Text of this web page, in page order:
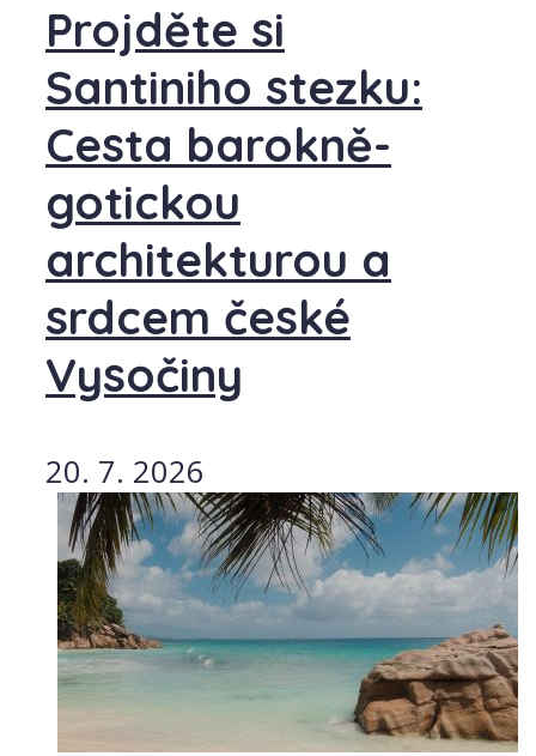
Projděte si
Santiniho stezku:
Cesta barokně-
gotickou
architekturou a
srdcem české
Vysočiny
20. 7. 2026